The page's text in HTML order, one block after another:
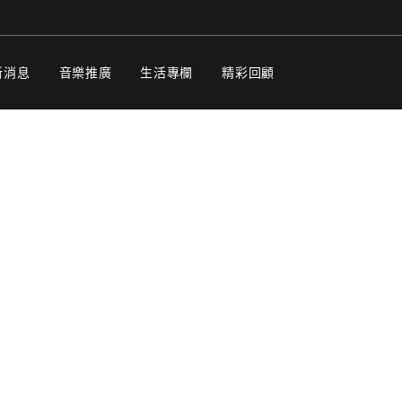
消息 音樂推廣 生活專欄 精彩回顧